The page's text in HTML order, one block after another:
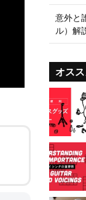
意外と
ル）解
オス